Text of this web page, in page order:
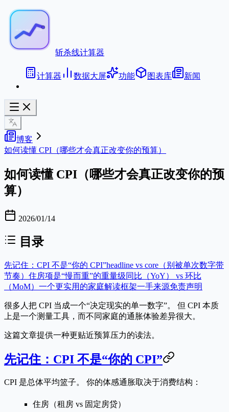
斩杀线计算器
计算器 数据大屏 功能 图表库 新闻
博客
如何读懂 CPI（哪些才会真正改变你的预算）
如何读懂 CPI（哪些才会真正改变你的预
算）
2026/01/14
目录
先记住：CPI 不是“你的 CPI”headline vs core（别被单次数字带
节奏） 住房项是“慢而重”的重量级同比（YoY） vs 环比
（MoM） 一个更实用的家庭解读框架一手来源免责声明
很多人把 CPI 当成一个“决定现实的单一数字”。 但 CPI 本质
上是一个测量工具 ，而不同家庭的通胀体验差异很大。
这篇文章提供一种更贴近预算压力的读法。
先记住：CPI 不是“你的 CPI”
CPI 是总体平均篮子。 你的体感通胀取决于消费结构：
住房（租房 vs 固定房贷）